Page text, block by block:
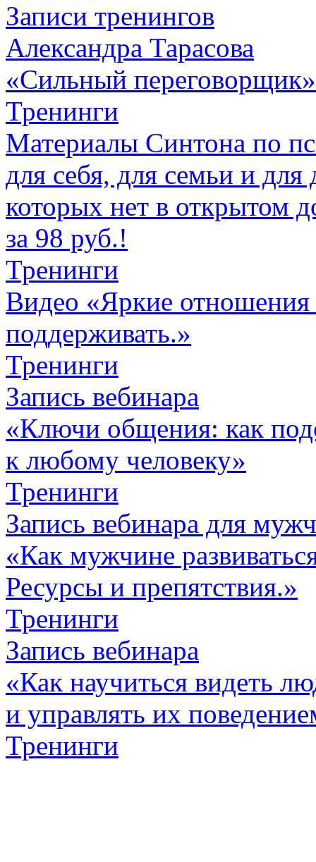
Записи тренингов
Александра Тарасова
«Сильный переговорщик»
Тренинги
Материалы Синтона по
для себя, для семьи и для
которых нет в открытом
за 98 руб.!
Тренинги
Видео «Яркие
поддерживать.»
Тренинги
Запись вебинара
«Ключи общения: как
к любому человеку»
Тренинги
Запись вебинара для
«Как мужчине
Ресурсы и препятствия.»
Тренинги
Запись вебинара
«Как научиться видеть
и управлять их
Тренинги